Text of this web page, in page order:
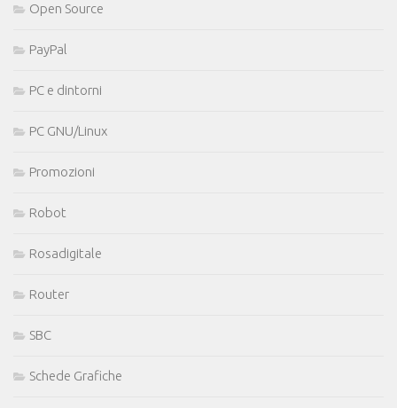
Open Source
PayPal
PC e dintorni
PC GNU/Linux
Promozioni
Robot
Rosadigitale
Router
SBC
Schede Grafiche